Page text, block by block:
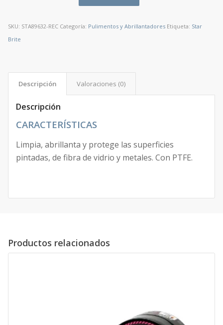
SKU: STA89632-REC Categoría: Pulimentos y Abrillantadores Etiqueta: Star
Brite
Descripción Valoraciones (0)
Descripción
CARACTERÍSTICAS
Limpia, abrillanta y protege las superficies
pintadas, de fibra de vidrio y metales. Con PTFE.
Productos relacionados